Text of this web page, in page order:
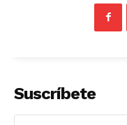
Suscríbete